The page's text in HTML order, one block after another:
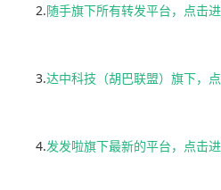
2.随手旗下所有转发平台，点击
3.达中科技（胡巴联盟）旗下，
4.发发啦旗下最新的平台，点击